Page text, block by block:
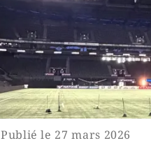
Publié le 27 mars 2026